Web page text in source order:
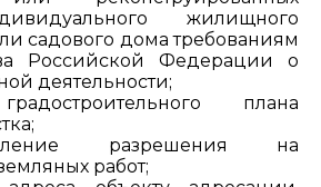
жилищного
садового дома требованиям
Российской Федерации о
деятельности;
плана
разрешения на
работ;